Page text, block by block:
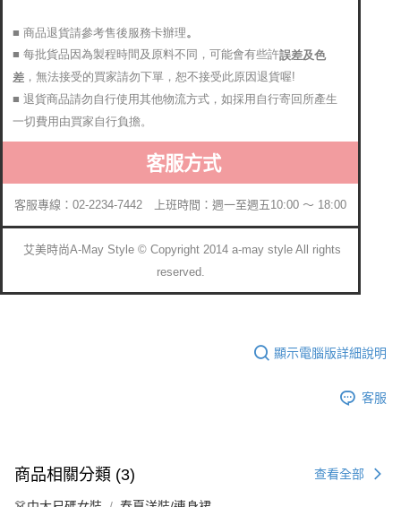
■ 商品退貨請參考售後服務卡辦理。
■ 每批貨品因為製程時間及原料不同，可能會有些許誤差及色
差 ，無法接受的買家請勿下單，恕不接受此原因退貨喔!
■ 退貨商品請勿自行使用其他物流方式，如採用自行寄回所產生
一切費用由買家自行負擔。
客服方式
客服專線：02-2234-7442 上班時間：週一至週五10:00 ～ 18:00
艾美時尚A-May Style © Copyright 2014 a-may style All rights
reserved.
顯示電腦版詳細說明
客服
商品相關分類 (3) 查看全部